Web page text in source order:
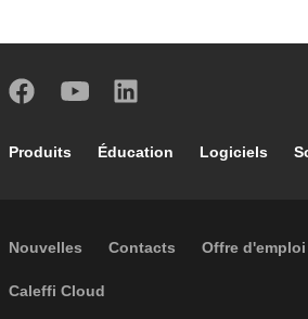
Footer main navigation
Produits Éducation Logiciels
Footer secondary navigation
Nouvelles Contacts Offre d'emploi
Caleffi Cloud